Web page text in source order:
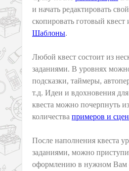
и начать редактировать
скопировать готовый квест
Шаблоны
Любой квест состоит из
заданиями. В уровнях
подсказки, таймеры,
т.д. Идеи и вдохновения
квеста можно почерпнуть
количества примеров и
После наполнения квеста
заданиями, можно
оформлению в нужном Вам